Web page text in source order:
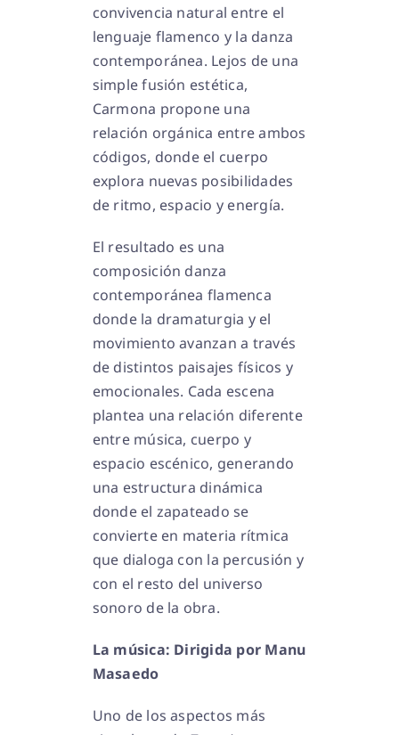
convivencia natural entre el
lenguaje flamenco y la danza
contemporánea. Lejos de una
simple fusión estética,
Carmona propone una
relación orgánica entre ambos
códigos, donde el cuerpo
explora nuevas posibilidades
de ritmo, espacio y energía.
El resultado es una
composición danza
contemporánea flamenca
donde la dramaturgia y el
movimiento avanzan a través
de distintos paisajes físicos y
emocionales. Cada escena
plantea una relación diferente
entre música, cuerpo y
espacio escénico, generando
una estructura dinámica
donde el zapateado se
convierte en materia rítmica
que dialoga con la percusión y
con el resto del universo
sonoro de la obra.
La música: Dirigida por Manu
Masaedo
Uno de los aspectos más